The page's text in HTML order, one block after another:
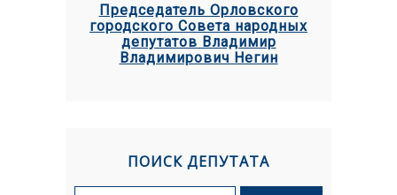
Председатель Орловского
городского Совета народных
депутатов Владимир
Владимирович Негин
ПОИСК ДЕПУТАТА